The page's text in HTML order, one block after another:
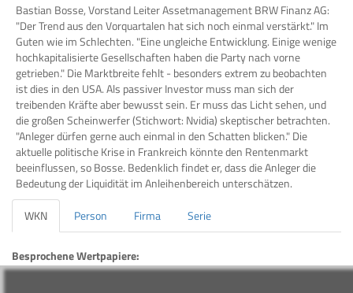
Bastian Bosse, Vorstand Leiter Assetmanagement BRW Finanz AG:
"Der Trend aus den Vorquartalen hat sich noch einmal verstärkt." Im
Guten wie im Schlechten. "Eine ungleiche Entwicklung. Einige wenige
hochkapitalisierte Gesellschaften haben die Party nach vorne
getrieben." Die Marktbreite fehlt - besonders extrem zu beobachten
ist dies in den USA. Als passiver Investor muss man sich der
treibenden Kräfte aber bewusst sein. Er muss das Licht sehen, und
die großen Scheinwerfer (Stichwort: Nvidia) skeptischer betrachten.
"Anleger dürfen gerne auch einmal in den Schatten blicken." Die
aktuelle politische Krise in Frankreich könnte den Rentenmarkt
beeinflussen, so Bosse. Bedenklich findet er, dass die Anleger die
Bedeutung der Liquidität im Anleihenbereich unterschätzen.
WKN
Person Firma Serie
Besprochene Wertpapiere: